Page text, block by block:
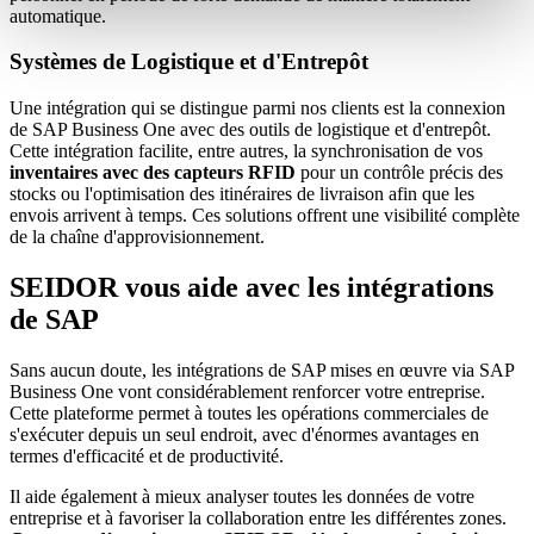
automatique.
Systèmes de Logistique et d'Entrepôt
Une intégration qui se distingue parmi nos clients est la connexion
de SAP Business One avec des outils de logistique et d'entrepôt.
Cette intégration facilite, entre autres, la synchronisation de vos
inventaires avec des capteurs RFID pour un contrôle précis des
stocks ou l'optimisation des itinéraires de livraison afin que les
envois arrivent à temps. Ces solutions offrent une visibilité complète
de la chaîne d'approvisionnement.
SEIDOR vous aide avec les intégrations
de SAP
Sans aucun doute, les intégrations de SAP mises en œuvre via SAP
Business One vont considérablement renforcer votre entreprise.
Cette plateforme permet à toutes les opérations commerciales de
s'exécuter depuis un seul endroit, avec d'énormes avantages en
termes d'efficacité et de productivité.
Il aide également à mieux analyser toutes les données de votre
entreprise et à favoriser la collaboration entre les différentes zones.